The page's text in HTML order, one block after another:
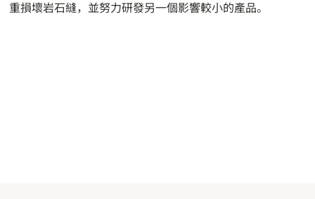
重損壞岩石縫，並努力研發另一個影響較小的產品。